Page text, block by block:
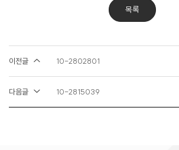
목록
이전글 10-2802801
다음글 10-2815039